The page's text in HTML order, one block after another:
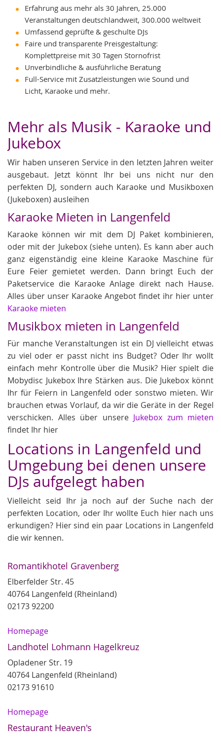
Erfahrung aus mehr als 30 Jahren, 25.000
Veranstaltungen deutschlandweit, 300.000 weltweit
Umfassend geprüfte & geschulte DJs
Faire und transparente Preisgestaltung:
Komplettpreise mit 30 Tagen Stornofrist
Unverbindliche & ausführliche Beratung
Full-Service mit Zusatzleistungen wie Sound und
Licht, Karaoke und mehr.
Mehr als Musik - Karaoke und
Jukebox
Wir haben unseren Service in den letzten Jahren weiter
ausgebaut. Jetzt könnt Ihr bei uns nicht nur den
perfekten DJ, sondern auch Karaoke und Musikboxen
(Jukeboxen) ausleihen
Karaoke Mieten in Langenfeld
Karaoke können wir mit dem DJ Paket kombinieren,
oder mit der Jukebox (siehe unten). Es kann aber auch
ganz eigenständig eine kleine Karaoke Maschine für
Eure Feier gemietet werden. Dann bringt Euch der
Paketservice die Karaoke Anlage direkt nach Hause.
Alles über unser Karaoke Angebot findet ihr hier unter
Karaoke mieten
Musikbox mieten in Langenfeld
Für manche Veranstaltungen ist ein DJ vielleicht etwas
zu viel oder er passt nicht ins Budget? Oder Ihr wollt
einfach mehr Kontrolle über die Musik? Hier spielt die
Mobydisc Jukebox Ihre Stärken aus. Die Jukebox könnt
Ihr für Feiern in Langenfeld oder sonstwo mieten. Wir
brauchen etwas Vorlauf, da wir die Geräte in der Regel
verschicken. Alles über unsere Jukebox zum mieten
findet Ihr hier
Locations in Langenfeld und
Umgebung bei denen unsere
DJs aufgelegt haben
Vielleicht seid Ihr ja noch auf der Suche nach der
perfekten Location, oder Ihr wollte Euch hier nach uns
erkundigen? Hier sind ein paar Locations in Langenfeld
die wir kennen.
Romantikhotel Gravenberg
Elberfelder Str. 45
40764 Langenfeld (Rheinland)
02173 92200
Homepage
Landhotel Lohmann Hagelkreuz
Opladener Str. 19
40764 Langenfeld (Rheinland)
02173 91610
Homepage
Restaurant Heaven's